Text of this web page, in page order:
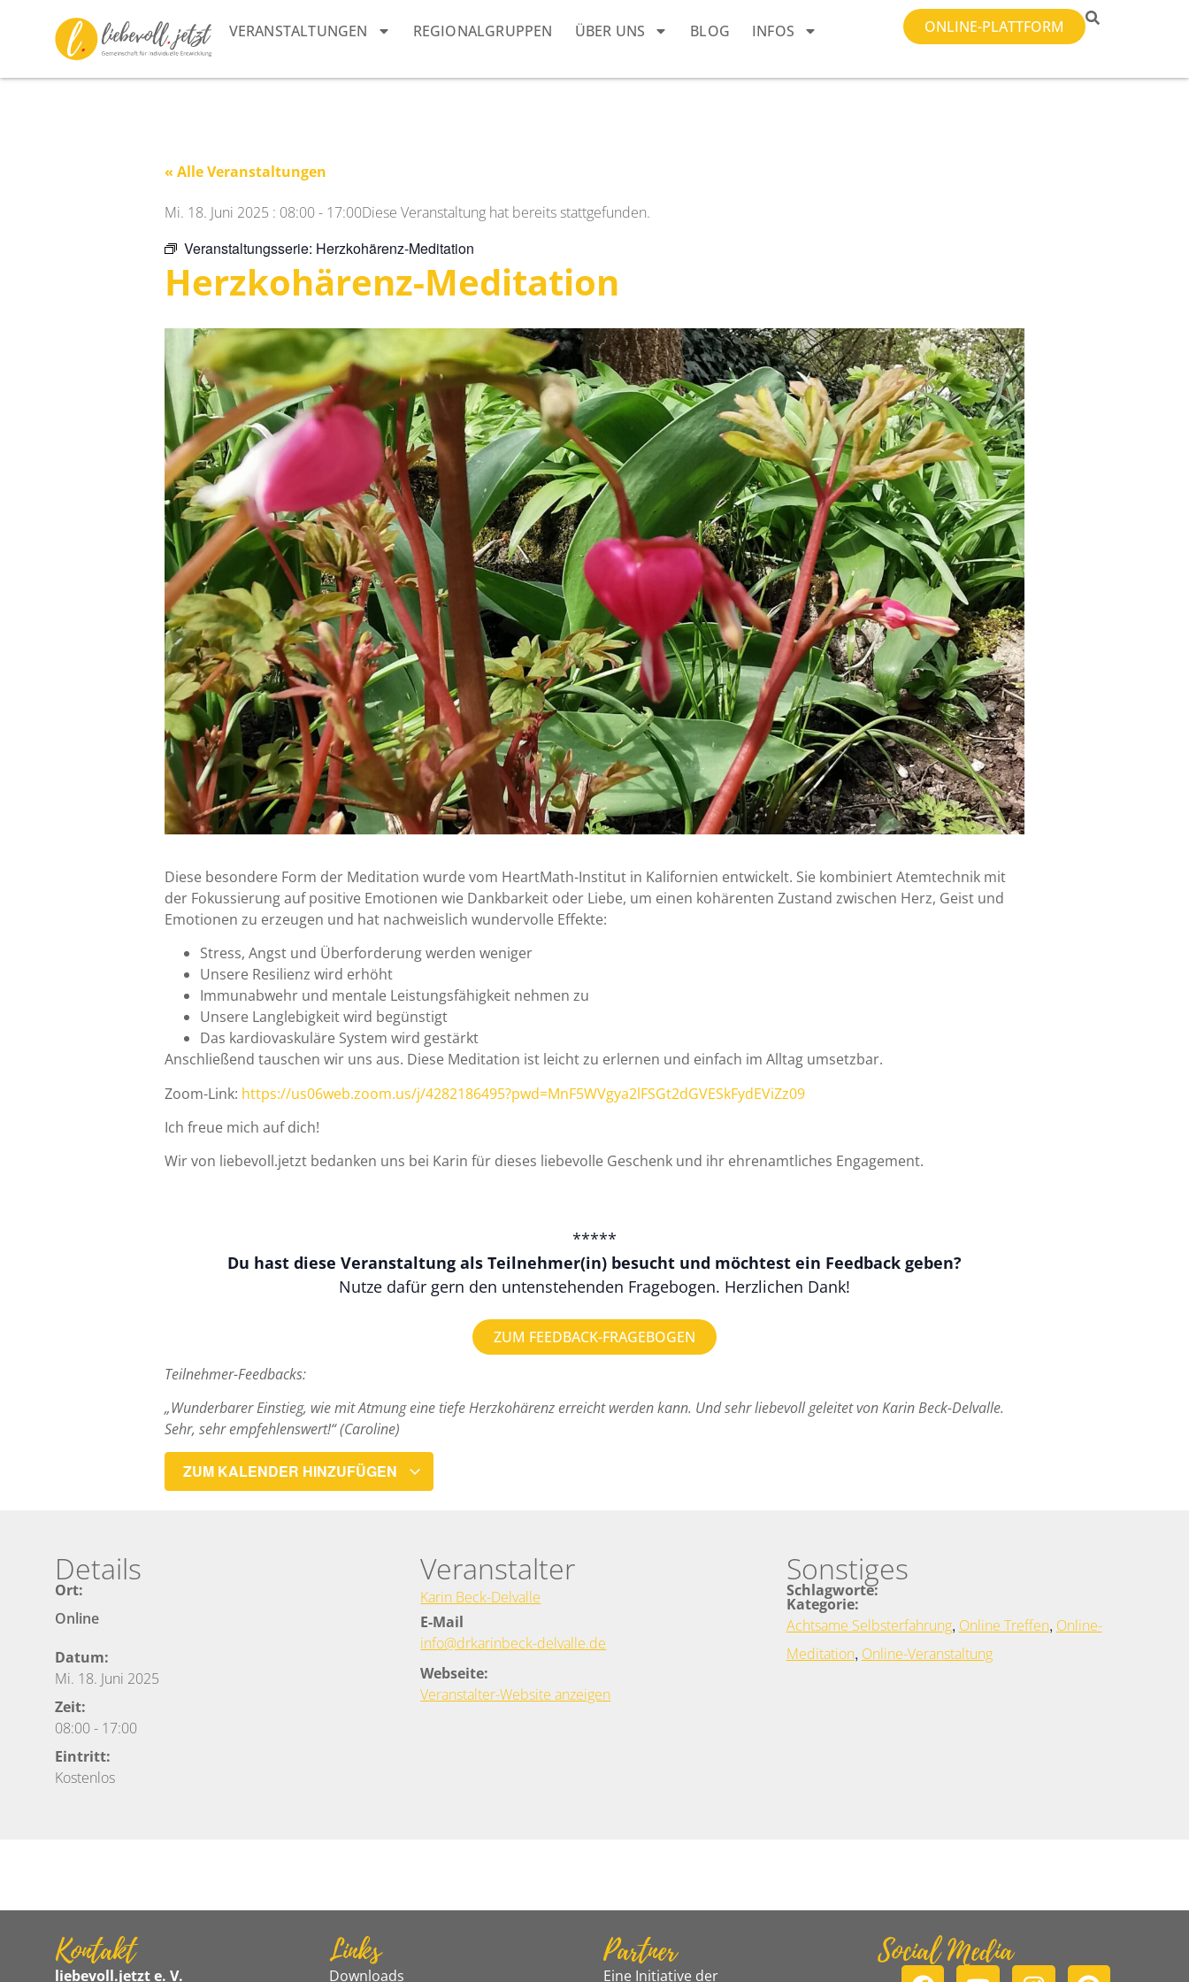
VERANSTALTUNGEN REGIONALGRUPPEN ÜBER UNS BLOG INFOS ONLINE-PLATTFORM
« Alle Veranstaltungen
Mi. 18. Juni 2025 : 08:00- 17:00Diese Veranstaltung hat bereits stattgefunden.
Veranstaltungsserie: Herzkohärenz-Meditation
Herzkohärenz-Meditation
Diese besondere Form der Meditation wurde vom HeartMath-Institut in Kalifornien entwickelt. Sie kombiniert Atemtechnik mit
der Fokussierung auf positive Emotionen wie Dankbarkeit oder Liebe, um einen kohärenten Zustand zwischen Herz, Geist und
Emotionen zu erzeugen und hat nachweislich wundervolle Effekte:
Stress, Angst und Überforderung werden weniger
Unsere Resilienz wird erhöht
Immunabwehr und mentale Leistungsfähigkeit nehmen zu
Unsere Langlebigkeit wird begünstigt
Das kardiovaskuläre System wird gestärkt
Anschließend tauschen wir uns aus. Diese Meditation ist leicht zu erlernen und einfach im Alltag umsetzbar.
Zoom-Link: https://us06web.zoom.us/j/4282186495?pwd=MnF5WVgya2lFSGt2dGVESkFydEViZz09
Ich freue mich auf dich!
Wir von liebevoll.jetzt bedanken uns bei Karin für dieses liebevolle Geschenk und ihr ehrenamtliches Engagement.
*****
Du hast diese Veranstaltung als Teilnehmer(in) besucht und möchtest ein Feedback geben?
Nutze dafür gern den untenstehenden Fragebogen. Herzlichen Dank!
ZUM FEEDBACK-FRAGEBOGEN
Teilnehmer-Feedbacks:
„Wunderbarer Einstieg, wie mit Atmung eine tiefe Herzkohärenz erreicht werden kann. Und sehr liebevoll geleitet von Karin Beck-Delvalle.
Sehr, sehr empfehlenswert!“ (Caroline)
ZUM KALENDER HINZUFÜGEN
Details
Ort:
Online
Datum:
Mi. 18. Juni 2025
Zeit:
08:00- 17:00
Eintritt:
Kostenlos
Veranstalter
Karin Beck-Delvalle
E-Mail
info@drkarinbeck-delvalle.de
Webseite:
Veranstalter-Website anzeigen
Sonstiges
Schlagworte:
Kategorie:
Achtsame Selbsterfahrung, Online Treffen, Online-
Meditation, Online-Veranstaltung
Kontakt
liebevoll.jetzt e. V.
Links
Downloads
Partner
Eine Initiative der
Social Media